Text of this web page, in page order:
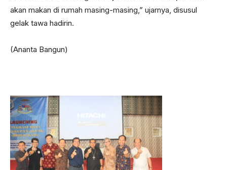
akan makan di rumah masing-masing,” ujarnya, disusul
gelak tawa hadirin.
(Ananta Bangun)